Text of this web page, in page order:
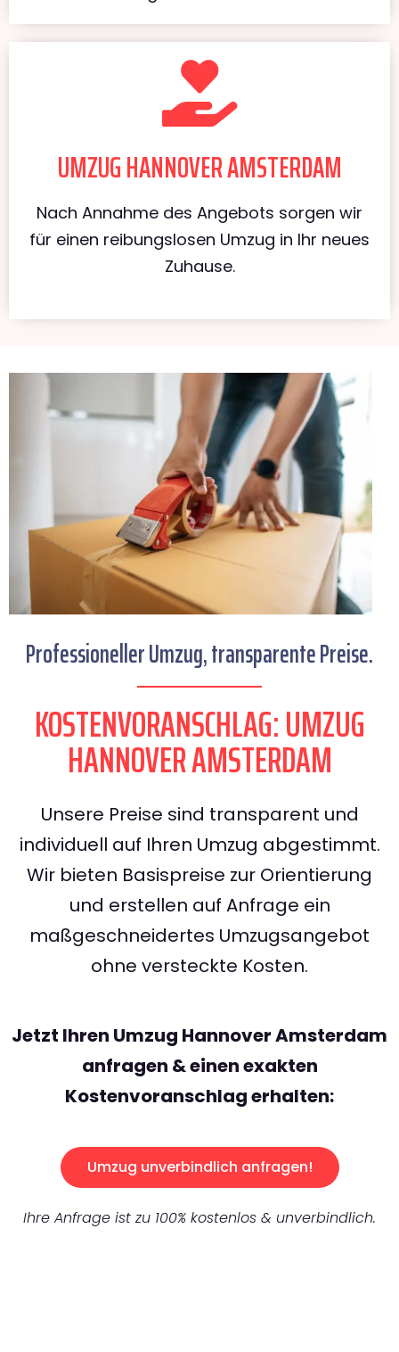
UMZUG HANNOVER AMSTERDAM
Nach Annahme des Angebots sorgen wir
für einen reibungslosen Umzug in Ihr neues
Zuhause.
Professioneller Umzug, transparente Preise.
KOSTENVORANSCHLAG: UMZUG
HANNOVER AMSTERDAM
Unsere Preise sind transparent und
individuell auf Ihren Umzug abgestimmt.
Wir bieten Basispreise zur Orientierung
und erstellen auf Anfrage ein
maßgeschneidertes Umzugsangebot
ohne versteckte Kosten.
Jetzt Ihren Umzug Hannover Amsterdam
anfragen & einen exakten
Kostenvoranschlag erhalten:
Umzug unverbindlich anfragen!
Ihre Anfrage ist zu 100% kostenlos & unverbindlich.